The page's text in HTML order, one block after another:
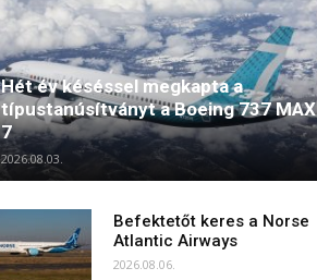
Hét év késéssel megkapta a
típustanúsítványt a Boeing 737 MAX
7
2026.08.03.
Befektetőt keres a Norse
Atlantic Airways
2026.08.06.